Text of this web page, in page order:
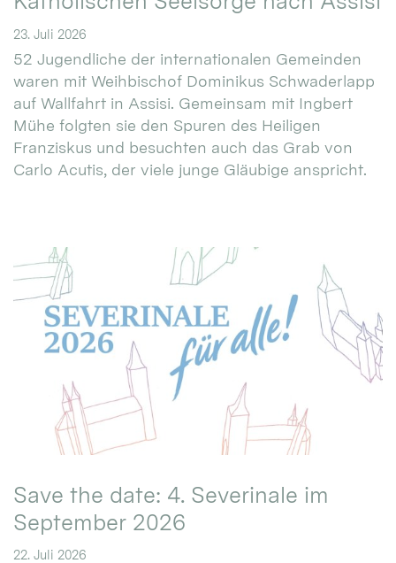
23. Juli 2026
52 Jugendliche der internationalen Gemeinden
waren mit Weihbischof Dominikus Schwaderlapp
auf Wallfahrt in Assisi. Gemeinsam mit Ingbert
Mühe folgten sie den Spuren des Heiligen
Franziskus und besuchten auch das Grab von
Carlo Acutis, der viele junge Gläubige anspricht.
Save the date: 4. Severinale im
September 2026
22. Juli 2026